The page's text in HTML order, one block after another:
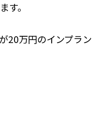
す。
20万円のインプラン